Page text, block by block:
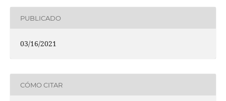
PUBLICADO
03/16/2021
CÓMO CITAR